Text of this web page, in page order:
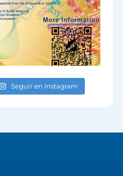
Seguir en Instagram